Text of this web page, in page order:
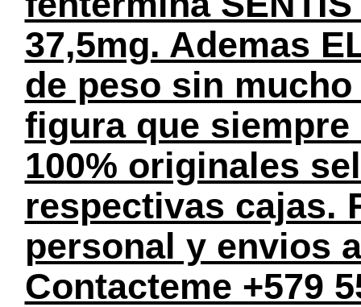
37,5mg. Ademas
de peso sin
figura que
100% originales
respectivas cajas.
personal y envios
Contacteme +579